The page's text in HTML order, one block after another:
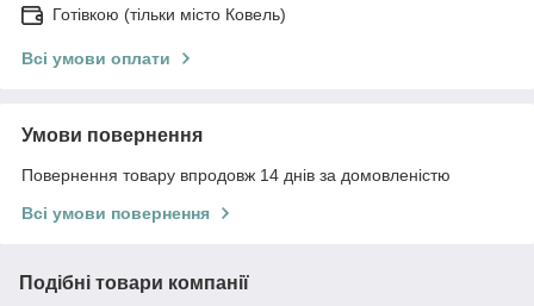
Готівкою (тільки місто Ковель)
Всі умови оплати
Умови повернення
Повернення товару впродовж 14 днів за домовленістю
Всі умови повернення
Подібні товари компанії